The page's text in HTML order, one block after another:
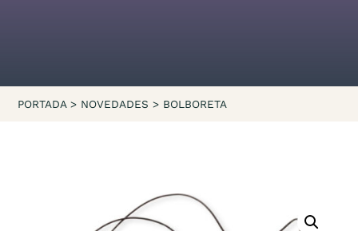
PORTADA > NOVEDADES > BOLBORETA